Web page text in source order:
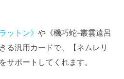
ットン》 や《機巧蛇-叢雲遠呂
る汎用カードで、【ネムレリ
サポートしてくれます。